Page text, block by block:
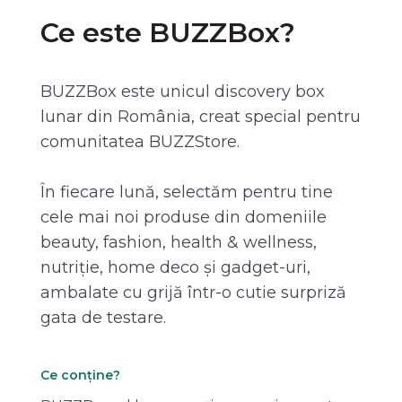
Ce este BUZZBox?
BUZZBox este unicul discovery box
lunar din România, creat special pentru
comunitatea BUZZStore.
În fiecare lună, selectăm pentru tine
cele mai noi produse din domeniile
beauty, fashion, health & wellness,
nutriție, home deco și gadget-uri,
ambalate cu grijă într-o cutie surpriză
gata de testare.
Ce conține?